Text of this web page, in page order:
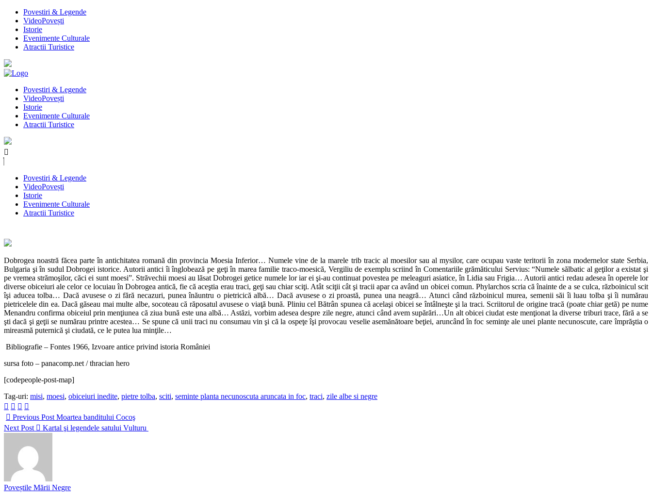
Povestiri & Legende
VideoPovești
Istorie
Evenimente Culturale
Atractii Turistice
Povestiri & Legende
VideoPovești
Istorie
Evenimente Culturale
Atractii Turistice
Povestiri & Legende
VideoPovești
Istorie
Evenimente Culturale
Atractii Turistice
Dobrogea noastră făcea parte în antichitatea romană din provincia Moesia Inferior… Numele vine de la marele trib tracic al moesilor sau al mysilor, care ocupau vaste teritorii în zona modernelor state Serbia,
Bulgaria şi în sudul Dobrogei istorice. Autorii antici îi înglobează pe geţi în marea familie traco-moesică, Vergiliu de exemplu scriind în Comentariile grămăticului Servius: “Numele sălbatic al geţilor a existat şi
pe vremea strămoşilor, căci ei sunt moesi”. Străvechii moesi au lăsat Dobrogei getice numele lor iar ei şi-au continuat povestea pe meleaguri asiatice, în Lidia sau Frigia… Autorii antici redau adesea în operele lor
diverse obiceiuri ale celor ce locuiau în Dobrogea antică, fie că aceştia erau traci, geţi sau chiar sciţi. Atât sciţii cât şi tracii apar ca având un obicei comun. Phylarchos scria că înainte de a se culca, războinicul scit
îşi aducea tolba… Dacă avusese o zi fără necazuri, punea înăuntru o pietricică albă… Dacă avusese o zi proastă, punea una neagră… Atunci când războinicul murea, semenii săi îi luau tolba şi îi numărau
pietricelele din ea. Dacă găseau mai multe albe, socoteau că răposatul avusese o viaţă bună. Pliniu cel Bătrân spunea că acelaşi obicei se întâlneşte şi la traci. Scriitorul de origine tracă (poate chiar getă) pe nume
Menandru confirma obiceiul prin menţiunea că ziua bună este una albă… Astăzi, vorbim adesea despre zile negre, atunci când avem supărări…Un alt obicei ciudat este menţionat la diverse triburi trace, fără a se
şti dacă şi geţii se numărau printre acestea… Se spune că unii traci nu consumau vin şi că la ospeţe îşi provocau veselie asemănătoare beţiei, aruncând în foc seminţe ale unei plante necunoscute, care împrăştia o
mireasmă puternică şi ciudată, ce le putea lua minţile…
Bibliografie – Fontes 1966, Izvoare antice privind istoria României
sursa foto – panacomp.net / thracian hero
[codepeople-post-map]
Tag-uri: misi, moesi, obiceiuri inedite, pietre tolba, sciti, seminte planta necunoscuta aruncata in foc, traci, zile albe si negre
Previous Post Moartea banditului Cocoş
Next Post
Kartal şi legendele satului Vulturu
Poveștile Mării Negre